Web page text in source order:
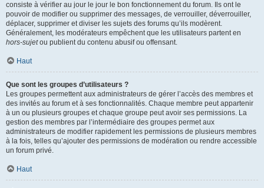
consiste à vérifier au jour le jour le bon fonctionnement du forum. Ils ont le
pouvoir de modifier ou supprimer des messages, de verrouiller, déverrouiller,
déplacer, supprimer et diviser les sujets des forums qu’ils modèrent.
Généralement, les modérateurs empêchent que les utilisateurs partent en
hors-sujetou publient du contenu abusif ou offensant.
Haut
Que sont les groupes d’utilisateurs ?
Les groupes permettent aux administrateurs de gérer l’accès des membres et
des invités au forum et à ses fonctionnalités. Chaque membre peut appartenir
à un ou plusieurs groupes et chaque groupe peut avoir ses permissions. La
gestion des membres par l’intermédiaire des groupes permet aux
administrateurs de modifier rapidement les permissions de plusieurs membres
à la fois, telles qu’ajouter des permissions de modération ou rendre accessible
un forum privé.
Haut